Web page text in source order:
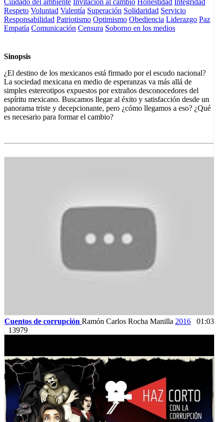
Cuidado del ambiente Invitación al cambio Honestidad Integridad
Respeto Voluntad Valentía Superación Solidaridad Servicio
Responsabilidad Patriotismo Optimismo Obediencia Liderazgo Paz
Empatía Comunicación Censura Soborno en los medios
Sinopsis
¿El destino de los mexicanos está firmado por el escudo nacional?
La sociedad mexicana en medio de esperanzas va más allá de
simples estereotipos expuestos por extraños desconocedores del
espíritu mexicano. Buscamos llegar al éxito y satisfacción desde un
panorama triste y decepcionante, pero ¿cómo llegamos a eso? ¿Qué
es necesario para formar el cambio?
Cuentos de corrupción Ramón Carlos Rocha Manilla 2016
01:03
13979